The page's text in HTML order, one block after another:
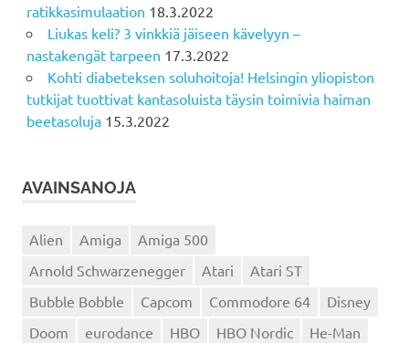
ratikkasimulaation 18.3.2022
Liukas keli? 3 vinkkiä jäiseen kävelyyn –
nastakengät tarpeen 17.3.2022
Kohti diabeteksen soluhoitoja! Helsingin yliopiston
tutkijat tuottivat kantasoluista täysin toimivia haiman
beetasoluja 15.3.2022
AVAINSANOJA
Alien Amiga
Amiga 500
Arnold Schwarzenegger
Atari
Atari ST
Bubble Bobble
Capcom Commodore 64
Disney
Doom
eurodance HBO HBO Nordic
He-Man